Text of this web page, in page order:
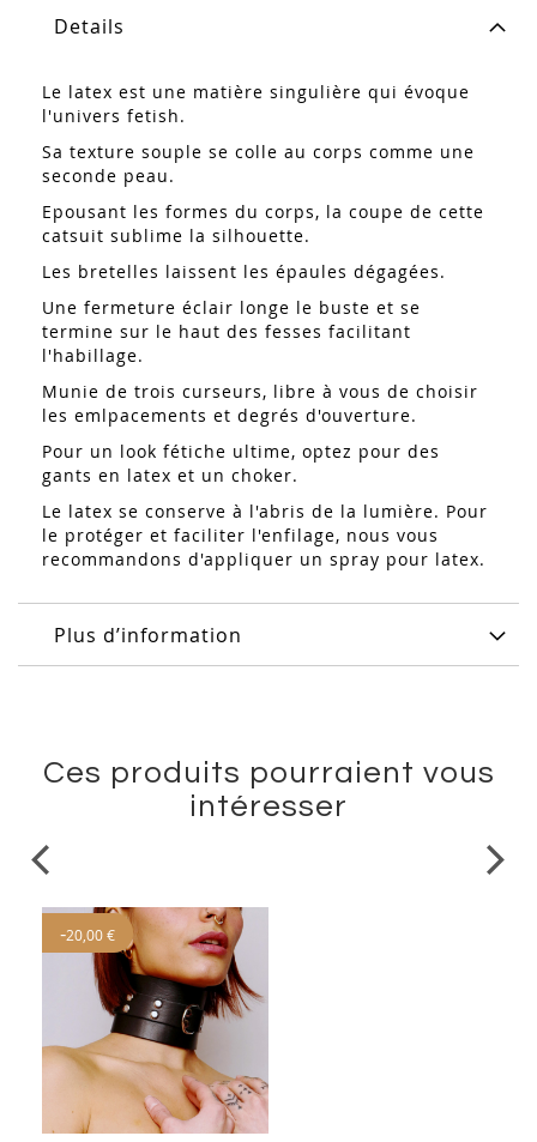
Details
Le latex est une matière singulière qui évoque
l'univers fetish.
Sa texture souple se colle au corps comme une
seconde peau.
Epousant les formes du corps, la coupe de cette
catsuit sublime la silhouette.
Les bretelles laissent les épaules dégagées.
Une fermeture éclair longe le buste et se
termine sur le haut des fesses facilitant
l'habillage.
Munie de trois curseurs, libre à vous de choisir
les emlpacements et degrés d'ouverture.
Pour un look fétiche ultime, optez pour des
gants en latex et un choker.
Le latex se conserve à l'abris de la lumière. Pour
le protéger et faciliter l'enfilage, nous vous
recommandons d'appliquer un spray pour latex.
Plus d’information
Ces produits pourraient vous
intéresser
-20,00 €